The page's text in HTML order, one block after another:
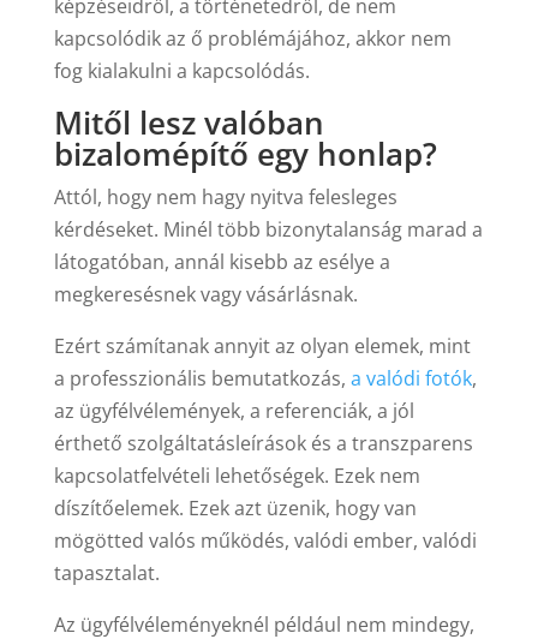
képzéseidről, a történetedről, de nem
kapcsolódik az ő problémájához, akkor nem
fog kialakulni a kapcsolódás.
Mitől lesz valóban
bizalomépítő egy honlap?
Attól, hogy nem hagy nyitva felesleges
kérdéseket. Minél több bizonytalanság marad a
látogatóban, annál kisebb az esélye a
megkeresésnek vagy vásárlásnak.
Ezért számítanak annyit az olyan elemek, mint
a professzionális bemutatkozás, a valódi fotók,
az ügyfélvélemények, a referenciák, a jól
érthető szolgáltatásleírások és a transzparens
kapcsolatfelvételi lehetőségek. Ezek nem
díszítőelemek. Ezek azt üzenik, hogy van
mögötted valós működés, valódi ember, valódi
tapasztalat.
Az ügyfélvéleményeknél például nem mindegy,